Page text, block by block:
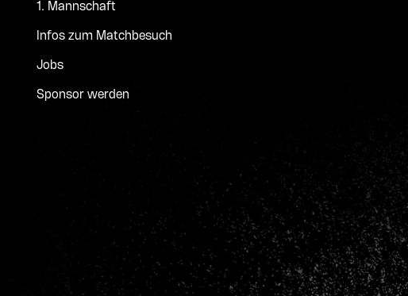
1. Mannschaft
Infos zum Matchbesuch
Jobs
Sponsor werden